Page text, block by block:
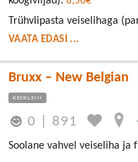
Trühvlipasta veiselihaga
VAATA EDASI ...
Bruxx – New Belgian
KESKLINN
0 891
Soolane vahvel veiseliha ja